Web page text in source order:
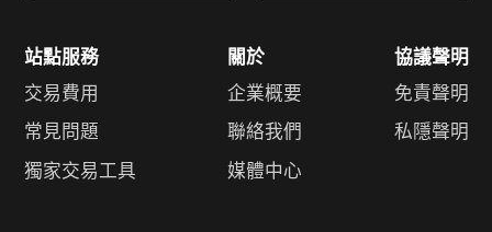
站點服務
交易費用
常見問題
獨家交易工具
關於
企業概要
聯絡我們
媒體中心
協議聲明
免責聲明
私隱聲明